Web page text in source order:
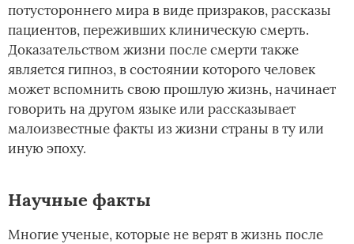
потустороннего мира в виде призраков, рассказы
пациентов, переживших клиническую смерть.
Доказательством жизни после смерти также
является гипноз, в состоянии которого человек
может вспомнить свою прошлую жизнь, начинает
говорить на другом языке или рассказывает
малоизвестные факты из жизни страны в ту или
иную эпоху.
Научные факты
Многие ученые, которые не верят в жизнь после